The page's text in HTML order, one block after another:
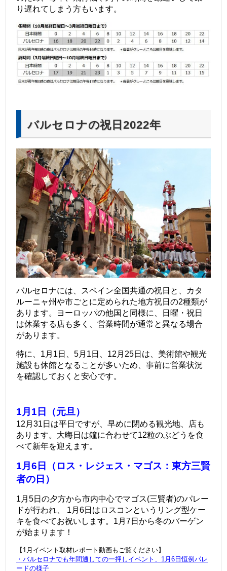
り遅れてしまう方もいます。
バルセロナの祝日2022年
バルセロナには、スペイン全国共通の祝日と、カタ
ルーニャ州や市ごとに定められた地方祝日の2種類が
あります。
ヨーロッパの他国と同様に、日曜・祝日
は休業する店も多く、営業時間が通常と異なる場合
があります。
特に、1月1日、5月1日、12月25日は、美術館や観光
施設も休館となることが多いため、事前に営業状況
を確認しておくと安心です。
1月1日（元旦）
12月31日は平日ですが、早めに閉める観光地、店も
あります。 大晦日は鐘に合わせて12粒のぶどうを食
べて新年を迎えます。
1月6日（ロス・レジェス・マゴス：東方三賢
者の日）
1月5日の夕方から市内中心でマゴス(三賢者)のパレー
ドが行われ、 1月6日はロスコンというリング型ケー
キを食べてお祝いします。 1月7日から冬のバーゲン
が始まります！
【1月イベント取材レポート動画もご覧ください】
・バルセロナでも年間通しての一押しイベント、1月6日恒例パレ
ードの様子